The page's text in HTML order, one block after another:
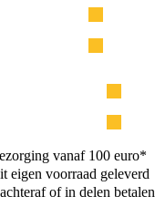
vanaf 100 euro*
eigen voorraad geleverd
of in delen betalen